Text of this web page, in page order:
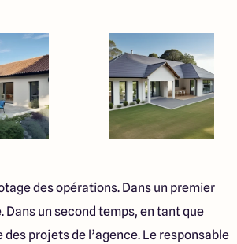
des opérations. Dans un premier
un second temps, en tant que
projets de l’agence. Le responsable